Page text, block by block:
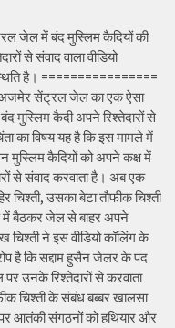
जेल में बंद मुस्लिम कैदियों की
से संवाद वाला वीडियो
है। ================
अजमेर सेंट्रल जेल का एक ऐसा
मुस्लिम कैदी अपने रिश्तेदारों से
का विषय यह है कि इस मामले में
मुस्लिम कैदियों को अपने कक्ष में
से संवाद करवाता है। अब एक
चिश्ती, उसका बेटा तौफीक चिश्ती
में बैठकर जेल से बाहर अपने
ने इस वीडियो कॉलिंग के
है कि सद्दाम हुसैन जेलर के पद
पर उनके रिश्तेदारों से करवाता
चिश्ती के संबंध बब्बर खालसा
आतंकी संगठनों को हथियार और